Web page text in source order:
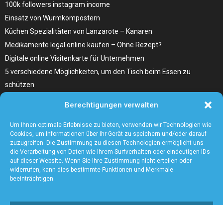
Berechtigungen verwalten
Um Ihnen optimale Erlebnisse zu bieten, verwenden wir Technologien wie
Cookies, um Informationen über Ihr Gerät zu speichern und/oder darauf
zuzugreifen. Die Zustimmung zu diesen Technologien ermöglicht uns
die Verarbeitung von Daten wie Ihrem Surfverhalten oder eindeutigen IDs
auf dieser Website. Wenn Sie Ihre Zustimmung nicht erteilen oder
widerrufen, kann dies bestimmte Funktionen und Merkmale
beeinträchtigen.
100k followers instagram income
Einsatz von Wurmkompostern
Küchen Spezialitäten von Lanzarote – Kanaren
Medikamente legal online kaufen – Ohne Rezept?
Digitale online Visitenkarte für Unternehmen
5 verschiedene Möglichkeiten, um den Tisch beim Essen zu
schützen
Wählen Sie den richtigen Fleischzuschnitt, wie zum Beispiel
Hochrippe vom Rind für Ihr Gericht